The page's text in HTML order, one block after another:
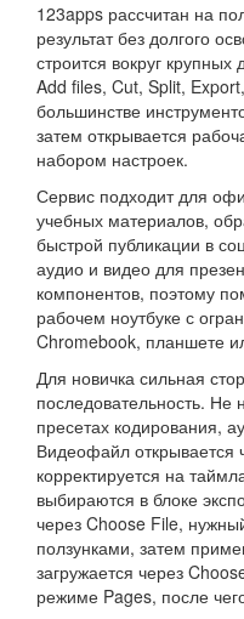
123apps рассчитан на
результат без долгого
строится вокруг
Add files, Cut, Split,
большинстве
затем открывается
набором настроек.
Сервис подходит для
учебных материалов,
быстрой публикации в
аудио и видео для
компонентов, поэтому
рабочем ноутбуке с
Chromebook, планшете
Для новичка сильная
последовательность. Не
пресетах кодирования,
Видеофайл открывается
корректируется на
выбираются в блоке
через Choose File,
ползунками, затем
загружается через
режиме Pages, после